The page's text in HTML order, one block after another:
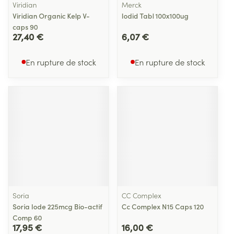
Viridian
Viridian Organic Kelp V-
caps 90
27,40 €
En rupture de stock
Merck
Iodid Tabl 100x100ug
6,07 €
En rupture de stock
Soria
Soria Iode 225mcg Bio-actif
Comp 60
17,95 €
CC Complex
Cc Complex N15 Caps 120
16,00 €